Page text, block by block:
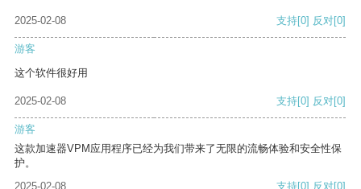
2025-02-08 支持[0] 反对[0]
游客
这个软件很好用
2025-02-08 支持[0] 反对[0]
游客
这款加速器VPM应用程序已经为我们带来了无限的流畅体验和安全性保
护。
2025-02-08
支持[0] 反对[0]